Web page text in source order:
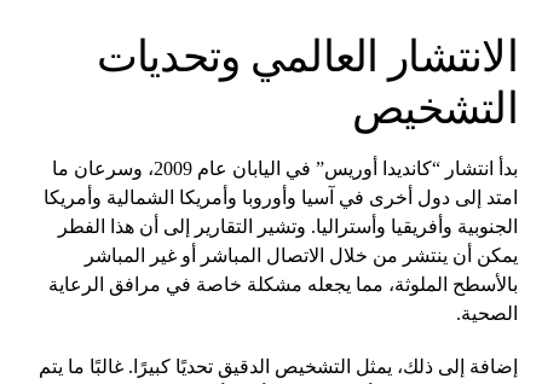
الانتشار العالمي وتحديات
التشخيص
بدأ انتشار “كانديدا أوريس” في اليابان عام 2009، وسرعان ما
امتد إلى دول أخرى في آسيا وأوروبا وأمريكا الشمالية وأمريكا
الجنوبية وأفريقيا وأستراليا. وتشير التقارير إلى أن هذا الفطر
يمكن أن ينتشر من خلال الاتصال المباشر أو غير المباشر
بالأسطح الملوثة، مما يجعله مشكلة خاصة في مرافق الرعاية
الصحية.
إضافة إلى ذلك، يمثل التشخيص الدقيق تحديًا كبيرًا. غالبًا ما يتم